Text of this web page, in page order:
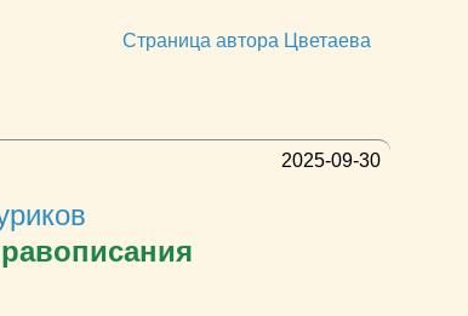
Страница автора Цветаева
2025-09-30